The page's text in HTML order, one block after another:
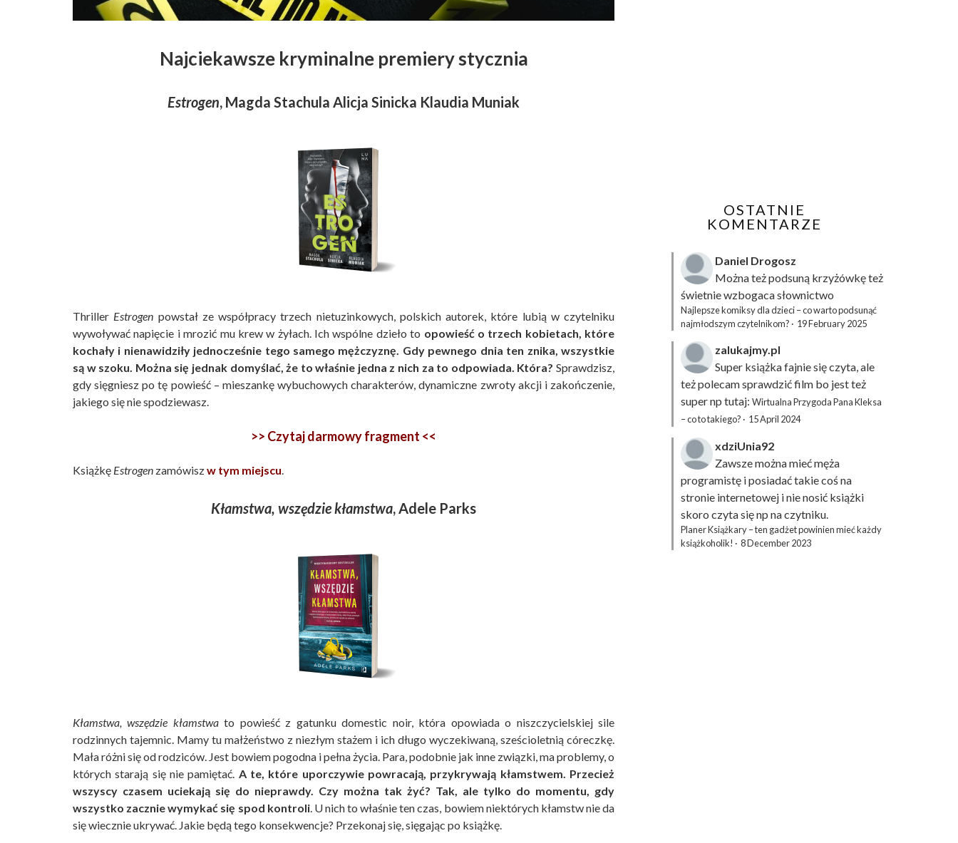
Najciekawsze kryminalne premiery stycznia
Estrogen, Magda Stachula Alicja Sinicka Klaudia Muniak
Thriller Estrogen powstał ze współpracy trzech nietuzinkowych, polskich autorek, które lubią w czytelniku
wywoływać napięcie i mrozić mu krew w żyłach. Ich wspólne dzieło to opowieść o trzech kobietach, które
kochały i nienawidziły jednocześnie tego samego mężczyznę. Gdy pewnego dnia ten znika, wszystkie
są w szoku. Można się jednak domyślać, że to właśnie jedna z nich za to odpowiada. Która? Sprawdzisz,
gdy sięgniesz po tę powieść – mieszankę wybuchowych charakterów, dynamiczne zwroty akcji i zakończenie,
jakiego się nie spodziewasz.
>> Czytaj darmowy fragment <<
Książkę Estrogen zamówiszw tym miejscu.
Kłamstwa, wszędzie kłamstwa, Adele Parks
Kłamstwa, wszędzie kłamstwato powieść z gatunku domestic noir, która opowiada o niszczycielskiej sile
rodzinnych tajemnic. Mamy tu małżeństwo z niezłym stażem i ich długo wyczekiwaną, sześcioletnią córeczkę.
Mała różni się od rodziców. Jest bowiem pogodna i pełna życia. Para, podobnie jak inne związki, ma problemy, o
których starają się nie pamiętać. A te, które uporczywie powracają, przykrywają kłamstwem. Przecież
wszyscy czasem uciekają się do nieprawdy. Czy można tak żyć? Tak, ale tylko do momentu, gdy
wszystko zacznie wymykać się spod kontroli. U nich to właśnie ten czas, bowiem niektórych kłamstw nie da
się wiecznie ukrywać. Jakie będą tego konsekwencje? Przekonaj się, sięgając po książkę.
OSTATNIE
KOMENTARZE
Daniel Drogosz
Można też podsuną krzyżówkęteż
świetnie wzbogaca słownictwo
Najlepsze komiksy dla dzieci – co warto podsunąć
najmłodszym czytelnikom? · 19 February 2025
zalukajmy.pl
Super książka fajnie się czyta, ale
też polecam sprawdzić film bo jest też
super np tutaj: Wirtualna Przygoda Pana Kleksa
– co to takiego? · 15 April 2024
xdziUnia92
Zawsze można mieć męża
programistę i posiadać takie coś na
stronie internetowej i nie nosić książki
skoro czyta się np na czytniku.
Planer Książkary – ten gadżet powinien mieć każdy
książkoholik! · 8 December 2023